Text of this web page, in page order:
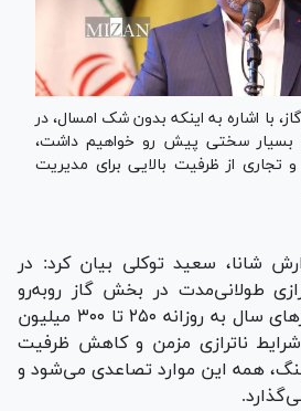
با اشاره به اینکه بدون شک امسال، در
بسیار سختی پیش رو خواهیم داشت،
از ظرفیت بالایی برای مدیریت
شانا، سعید توکلی بیان کرد: در
طولانی‌مدت در بخش گاز روبه‌رو
بودیم که در برخی از روز‌های سال به روزانه ۲۵۰ تا ۳۰۰ میلیون
ناترازی مزمن و کاهش ظرفیت
همه این موارد تصاعدی می‌شود و